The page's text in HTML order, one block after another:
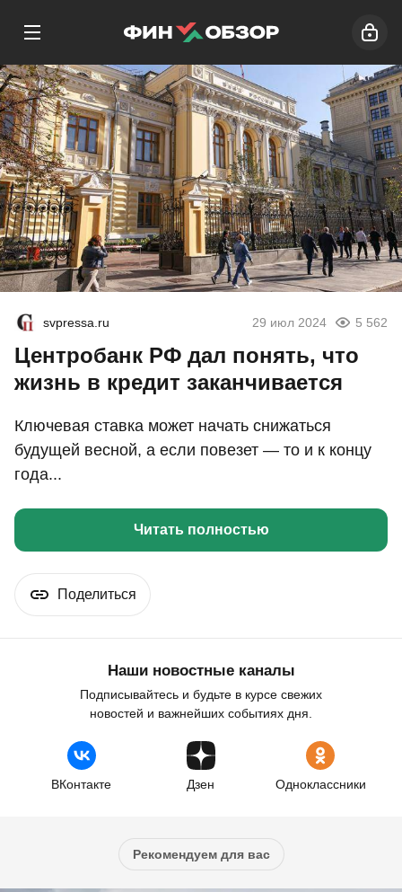
svpressa.ru 29 июл 2024 5 562
Центробанк РФ дал понять, что
жизнь в кредит заканчивается
Ключевая ставка может начать снижаться
будущей весной, а если повезет — то и к концу
года...
Читать полностью
Поделиться
Наши новостные каналы
Подписывайтесь и будьте в курсе свежих
новостей и важнейших событиях дня.
ВКонтакте Дзен Одноклассники
Рекомендуем для вас